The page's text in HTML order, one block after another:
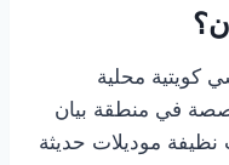
كويتية محلية
في منطقة بيان
نظيفة موديلات حديثة